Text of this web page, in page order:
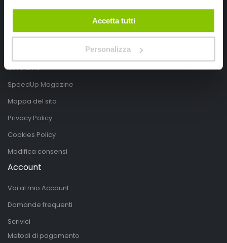
Accetta tutti
Personalizza
Speedup.it by Trio Group
Chi siamo
SpeedUp Magazine
Mappa del sito
Privacy Policy
Cookies Policy
Modifica consensi
Account
Vai al mio Account
Domande frequenti
Scrivici
Metodi di pagamento